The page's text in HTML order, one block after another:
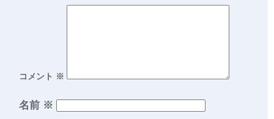
コメント ※
名前 ※